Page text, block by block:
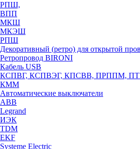
РПШ,
ВПП
МКШ
МКЭШ
РПШ
Декоративный (ретро) для открытой
Ретропровод BIRONI
Кабель USB
КСПВГ, КСПВЭГ, КПСВВ, ПРППМ,
КММ
Автоматические выключатели
ABB
Legrand
ИЭК
TDM
EKF
Systeme Electric